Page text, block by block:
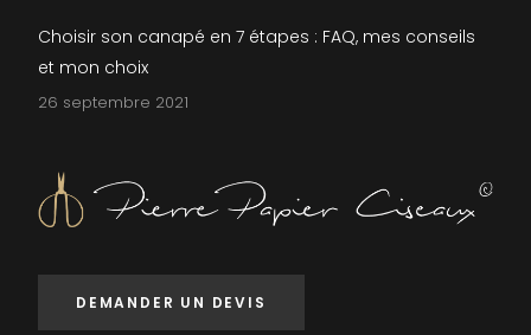
Choisir son canapé en 7 étapes : FAQ, mes conseils
et mon choix
26 septembre 2021
DEMANDER UN DEVIS